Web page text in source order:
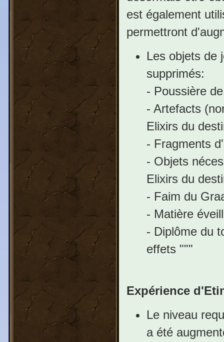
est également
permettront
Les objets de
supprimés:
- Poussière
- Artefacts
Elixirs du
- Fragments
- Objets
Elixirs du
- Faim du
- Matière
- Diplôme du
effets """
Expérience
Le niveau
a été